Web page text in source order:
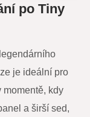
po Tiny
je ideální pro
momentě, kdy
a širší sed,